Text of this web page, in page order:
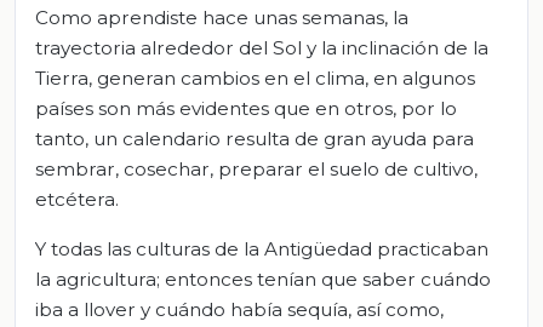
Como aprendiste hace unas semanas, la
trayectoria alrededor del Sol y la inclinación de la
Tierra, generan cambios en el clima, en algunos
países son más evidentes que en otros, por lo
tanto, un calendario resulta de gran ayuda para
sembrar, cosechar, preparar el suelo de cultivo,
etcétera.
Y todas las culturas de la Antigüedad practicaban
la agricultura; entonces tenían que saber cuándo
iba a llover y cuándo había sequía, así como,